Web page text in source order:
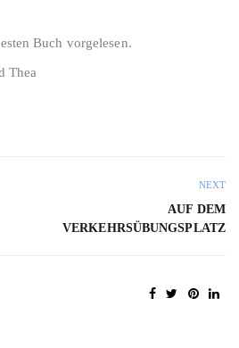
Buch vorgelesen.
Thea
NEXT
AUF DEM
VERKEHRSÜBUNGSPLATZ